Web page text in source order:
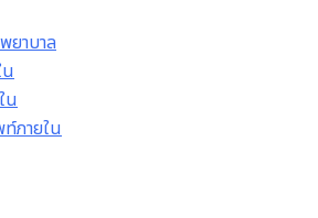
ยาบาล
น
น
ภายใน